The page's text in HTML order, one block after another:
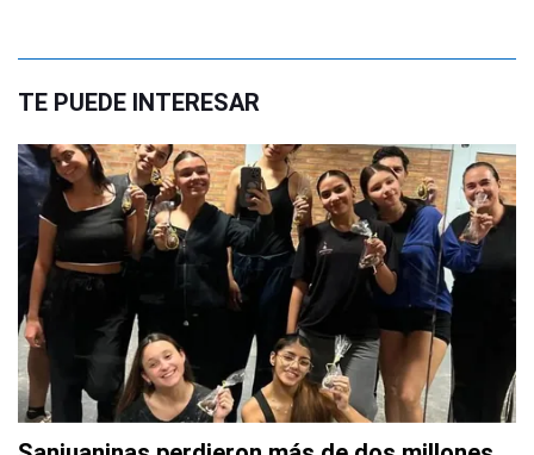
TE PUEDE INTERESAR